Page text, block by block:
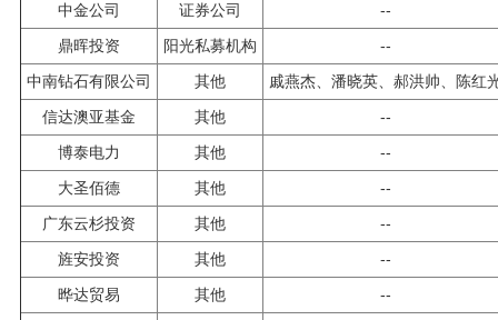
中金公司
证券公司
--
鼎晖投资
阳光私募机构
--
中南钻石有限公司
其他
戚燕杰、潘晓英、郝洪帅、陈红
信达澳亚基金
其他
--
博泰电力
其他
--
大圣佰德
其他
--
广东云杉投资
其他
--
旌安投资
其他
--
晔达贸易
其他 --